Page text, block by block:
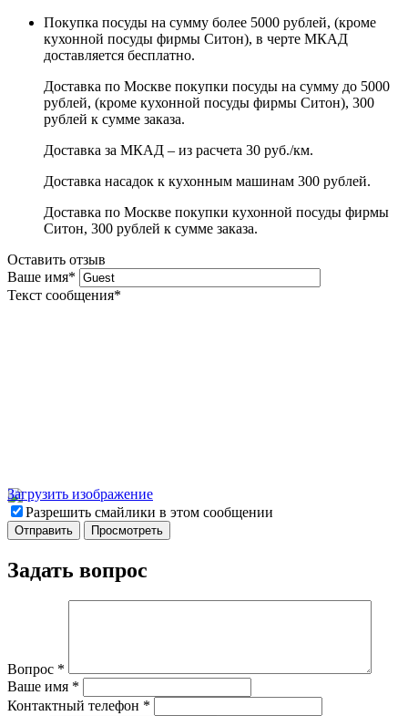
Покупка посуды на сумму более 5000 рублей, (кроме
кухонной посуды фирмы Ситон), в черте МКАД
доставляется бесплатно.
Доставка по Москве покупки посуды на сумму до 5000
рублей, (кроме кухонной посуды фирмы Ситон), 300
рублей к сумме заказа.
Доставка за МКАД – из расчета 30 руб./км.
Доставка насадок к кухонным машинам 300 рублей.
Доставка по Москве покупки кухонной посуды фирмы
Ситон, 300 рублей к сумме заказа.
Оставить отзыв
Ваше имя*
Текст сообщения*
Загрузить изображение
Разрешить смайлики в этом сообщении
Задать вопрос
Вопрос *
Ваше имя *
Контактный телефон *